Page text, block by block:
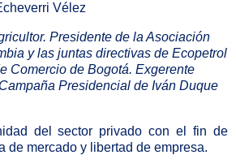
Vélez
Presidente de la Asociación
y las juntas directivas de Ecopetrol
Comercio de Bogotá. Exgerente
Presidencial de Iván Duque
del sector privado con el fin de
de mercado y libertad de empresa.